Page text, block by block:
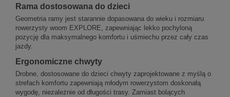
Rama dostosowana do dzieci
Geometria ramy jest starannie dopasowana do wieku i rozmiaru
rowerzysty woom EXPLORE, zapewniając lekko pochyloną
pozycję dla maksymalnego komfortu i uśmiechu przez cały czas
jazdy.
Ergonomiczne chwyty
Drobne, dostosowane do dzieci chwyty zaprojektowane z myślą o
strefach komfortu zapewniają młodym rowerzystom doskonałą
wygodę, niezależnie od długości trasy. Zamiast bolących